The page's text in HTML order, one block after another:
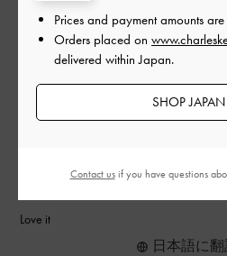
このレビュー
Love it
日本語に
Prices and payment amounts
Orders placed on
delivered within Japan.
SHOP JAPAN
Contact usif you have questions